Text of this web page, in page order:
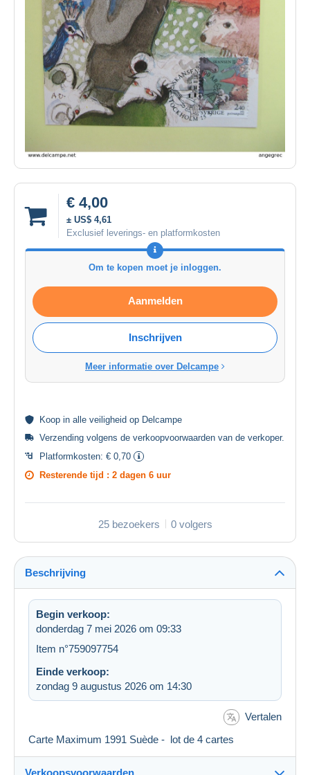
€ 4,00
± US$ 4,61
Exclusief leverings- en platformkosten
Om te kopen moet je inloggen.
Aanmelden
Inschrijven
Meer informatie over Delcampe
Koop in alle veiligheid op Delcampe
Verzending volgens de verkoopvoorwaarden van de verkoper.
Platformkosten: € 0,70
Resterende tijd : 2 dagen 6 uur
25 bezoekers 0 volgers
Beschrijving
Begin verkoop:
donderdag 7 mei 2026 om 09:33
Item n°759097754
Einde verkoop:
zondag 9 augustus 2026 om 14:30
Vertalen
Carte Maximum 1991 Suède - lot de 4 cartes